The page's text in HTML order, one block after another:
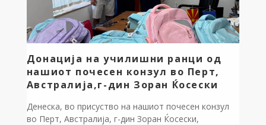
Донација на училишни ранци од
нашиот почесен конзул во Перт,
Австралија,г-дин Зоран Ќосески
Денеска, во присуство на нашиот почесен конзул
во Перт, Австралија, г-дин Зоран Ќосески,